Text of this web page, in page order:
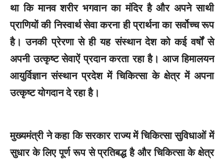
था कि मानव शरीर भगवान का मंदिर है और अपने साथी
प्राणियों की निस्वार्थ सेवा करना ही प्रार्थना का सर्वोच्च रूप
है। उनकी प्रेरणा से ही यह संस्थान देश को कई वर्षों से
अपनी उत्कृष्ट सेवाऐं प्रदान करता रहा है। आज हिमालयन
आयुर्विज्ञान संस्थान प्रदेश में चिकित्सा के क्षेत्र में अपना
उत्कृष्ट योगदान दे रहा है।
मुख्यमंत्री ने कहा कि सरकार राज्य में चिकित्सा सुविधाओं में
सुधार के लिए पूर्ण रूप से प्रतिबद्ध है और चिकित्सा के क्षेत्र